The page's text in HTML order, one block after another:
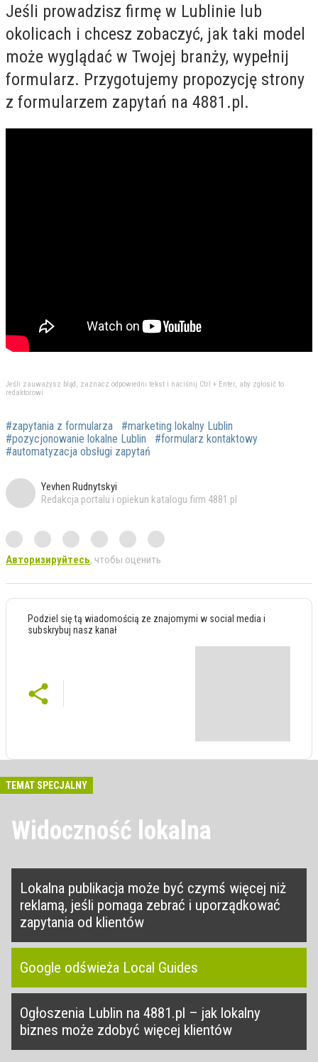
Jeśli prowadzisz firmę w Lublinie lub
okolicach i chcesz zobaczyć, jak taki model
może wyglądać w Twojej branży, wypełnij
formularz. Przygotujemy propozycję strony
z formularzem zapytań na 4881.pl.
Jeśli zauważysz błąd, zaznacz odpowiedni tekst i naciśnij Ctrl + Enter, aby zgłosić to
redaktorowi
#zapytania z formularza
#marketing lokalny Lublin
#pozycjonowanie lokalne Lublin
#formularz kontaktowy
#automatyzacja obsługi zapytań
Yevhen Rudnytskyi
Redakcja portalu i opiekun katalogu firm 4881.pl
Авторизируйтесь, чтобы оценить
Podziel się tą wiadomością ze znajomymi w social media i
subskrybuj nasz kanał
TEMAT SPECJALNY
Widoczność lokalna
Lokalna publikacja może być czymś więcej niż
reklamą, jeśli pomaga zebrać i uporządkować
zapytania od klientów
Google odświeża Local Guides
Ogłoszenia Lublin na 4881.pl – jak lokalny
biznes może zdobyć więcej klientów